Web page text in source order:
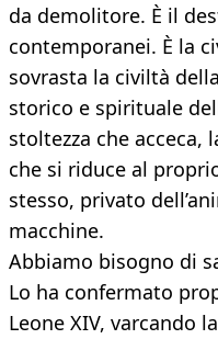
da demolitore. È il
contemporanei. È la
sovrasta la civiltà
storico e spirituale
stoltezza che acceca,
che si riduce al
stesso, privato
macchine.
Abbiamo bisogno di
Lo ha confermato
Leone XIV, varcando